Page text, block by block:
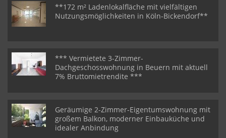
**172 m² Ladenlokalfläche mit vielfältigen
Nutzungsmöglichkeiten in Köln-Bickendorf**
*** Vermietete 3-Zimmer-
Dachgeschosswohnung in Beuern mit aktuell
7% Bruttomietrendite ***
Geräumige 2-Zimmer-Eigentumswohnung mit
großem Balkon, moderner Einbauküche und
idealer Anbindung